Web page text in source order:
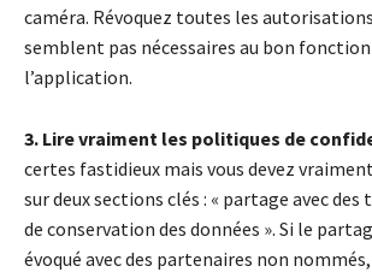
caméra. Révoquez toutes les
semblent pas nécessaires au bon
l’application.
3. Lire vraiment les politiques de
certes fastidieux mais vous devez
sur deux sections clés : « partage avec des
de conservation des données ». Si le
évoqué avec des partenaires non